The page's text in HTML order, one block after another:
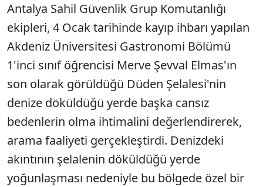
Antalya Sahil Güvenlik Grup Komutanlığı
ekipleri, 4 Ocak tarihinde kayıp ihbarı yapılan
Akdeniz Üniversitesi Gastronomi Bölümü
1'inci sınıf öğrencisi Merve Şevval Elmas'ın
son olarak görüldüğü Düden Şelalesi'nin
denize döküldüğü yerde başka cansız
bedenlerin olma ihtimalini değerlendirerek,
arama faaliyeti gerçekleştirdi. Denizdeki
akıntının şelalenin döküldüğü yerde
yoğunlaşması nedeniyle bu bölgede özel bir